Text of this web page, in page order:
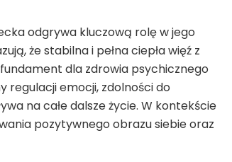
odgrywa kluczową rolę w jego
że stabilna i pełna ciepła więź z
dla zdrowia psychicznego
regulacji emocji, zdolności do
na całe dalsze życie. W kontekście
pozytywnego obrazu siebie oraz